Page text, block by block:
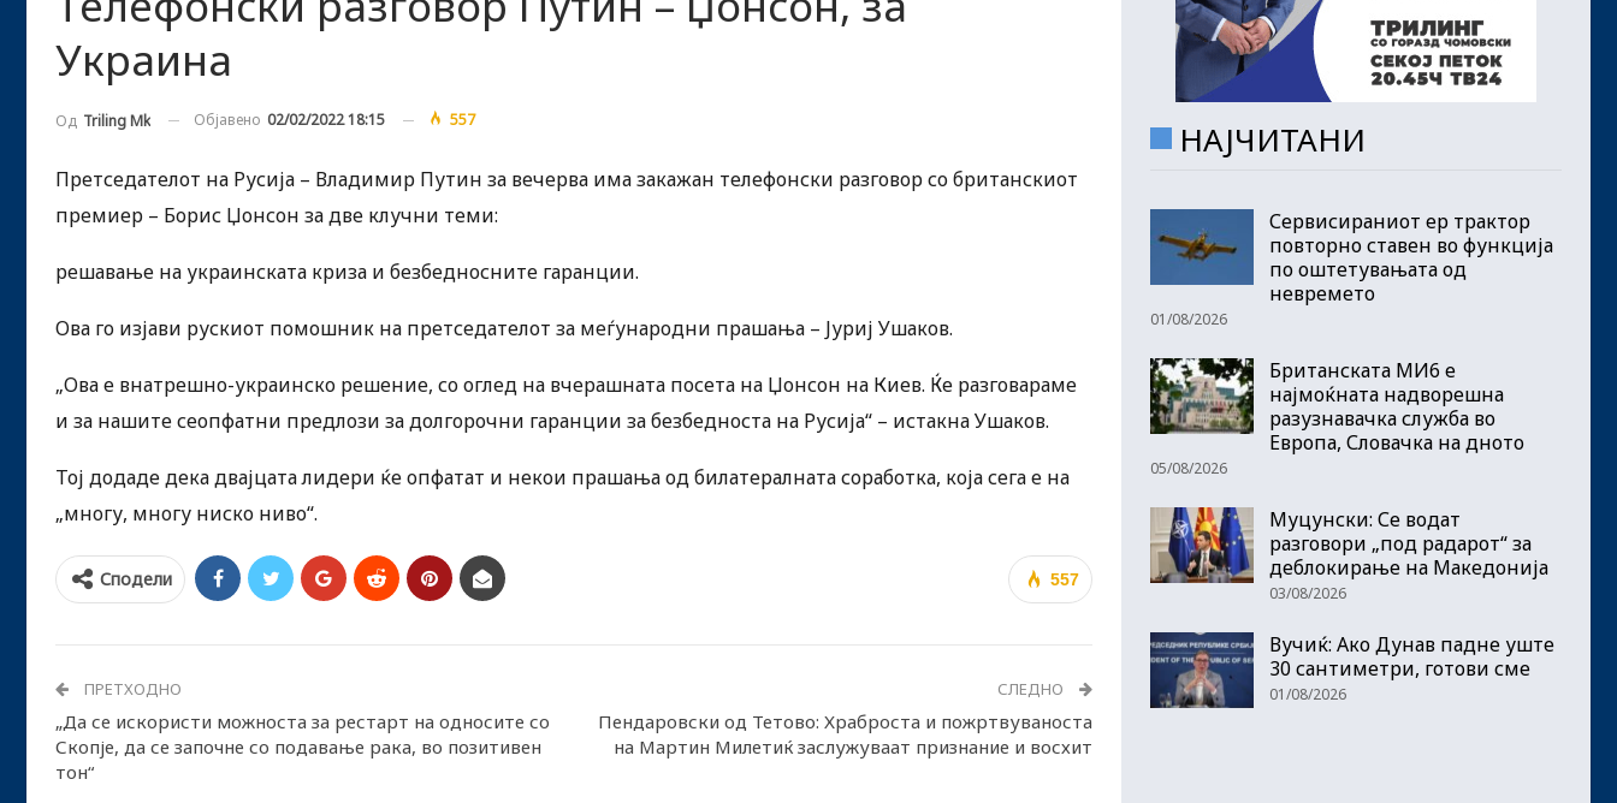
Украина
Од Triling Mk Објавено 02/02/2022 18:15 557
Претседателот на Русија – Владимир Путин за вечерва има закажан телефонски разговор со британскиот
премиер – Борис Џонсон за две клучни теми:
решавање на украинската криза и безбедносните гаранции.
Ова го изјави рускиот помошник на претседателот за меѓународни прашања – Јуриј Ушаков.
„Ова е внатрешно-украинско решение, со оглед на вчерашната посета на Џонсон на Киев. Ќе разговараме
и за нашите сеопфатни предлози за долгорочни гаранции за безбедноста на Русија“ – истакна Ушаков.
Тој додаде дека двајцата лидери ќе опфатат и некои прашања од билатералната соработка, која сега е на
„многу, многу ниско ниво“.
557
Сподели
ПРЕТХОДНО
„Да се искористи можноста за рестарт на односите со
Скопје, да се започне со подавање рака, во позитивен
тон“
СЛЕДНО
Пендаровски од Тетово: Храброста и пожртвуваноста
на Мартин Милетиќ заслужуваат признание и восхит
НАЈЧИТАНИ
Сервисираниот ер трактор
повторно ставен во функција
по оштетувањата од
невремето
01/08/2026
Британската МИ6 е
најмоќната надворешна
разузнавачка служба во
Европа, Словачка на дното
05/08/2026
Муцунски: Се водат
разговори „под радарот“ за
деблокирање на Македонија
03/08/2026
Вучиќ: Ако Дунав падне уште
30 сантиметри, готови сме
01/08/2026